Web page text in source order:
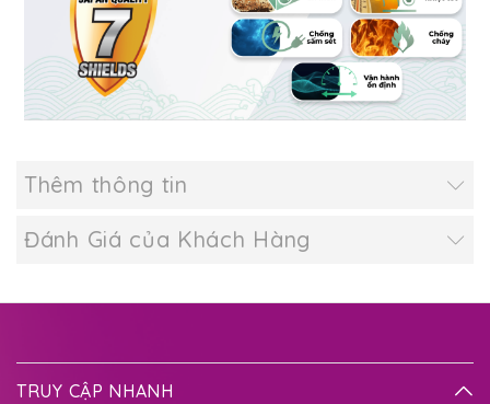
Thêm thông tin
Đánh Giá của Khách Hàng
TRUY CẬP NHANH